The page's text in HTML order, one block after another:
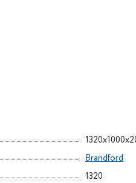
Brandford
1320